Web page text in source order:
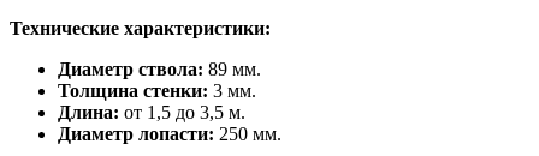
Технические характеристики:
Диаметр ствола: 89 мм.
Толщина стенки: 3 мм.
Длина: от 1,5 до 3,5 м.
Диаметр лопасти: 250 мм.